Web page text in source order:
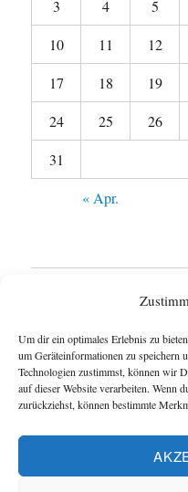
Um dir ein optimales Erlebnis zu
um Geräteinformationen zu speichern
Technologien zustimmst, können wir
auf dieser Website verarbeiten. Wenn
zurückziehst, können bestimmte
3
4 5
10
11 12
17
18 19
24
25 26
31
« Apr.
Wie funktioniert das
Impressum
Cookie-Richtlinie (EU)